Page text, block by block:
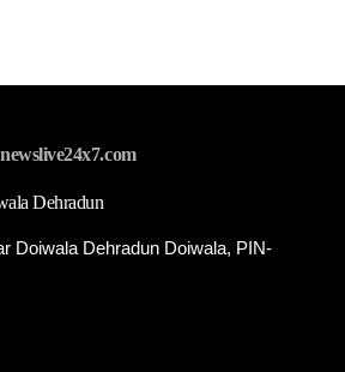
Dehradun
Doiwala Dehradun Doiwala, PIN-